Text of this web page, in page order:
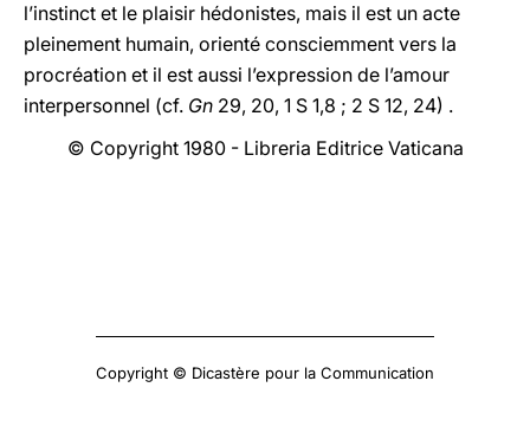
l’instinct et le plaisir hédonistes, mais il est un acte
pleinement humain, orienté consciemment vers la
procréation et il est aussi l’expression de l’amour
interpersonnel (cf. Gn 29, 20, 1 S 1,8 ; 2 S 12, 24) .
© Copyright 1980 - Libreria Editrice Vaticana
Copyright © Dicastère pour la Communication